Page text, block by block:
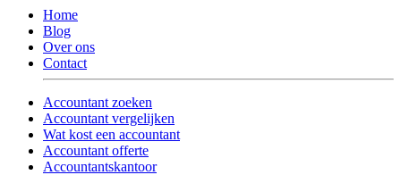
Home
Blog
Over ons
Contact
Accountant zoeken
Accountant vergelijken
Wat kost een accountant
Accountant offerte
Accountantskantoor